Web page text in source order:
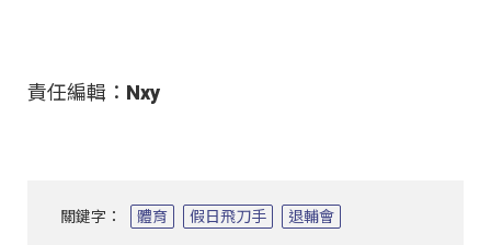
責任編輯：Nxy
關鍵字： 體育 假日飛刀手 退輔會